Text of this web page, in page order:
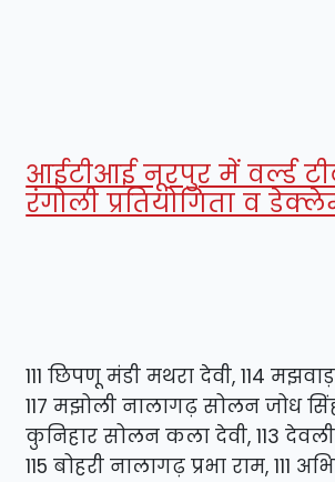
आईटीआई नूरपुर में वर्ल्ड
रंगोली प्रतियोगिता व
111 छिपणू मंडी मथरा देवी, 114
117 मझोली नालागढ़ सोलन जोध
कुनिहार सोलन कला देवी, 113
115 बोहरी नालागढ़ प्रभा राम, 111